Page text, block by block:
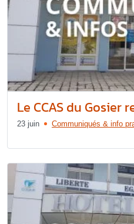
Le CCAS du Gosier
23 juin Communiqués & info